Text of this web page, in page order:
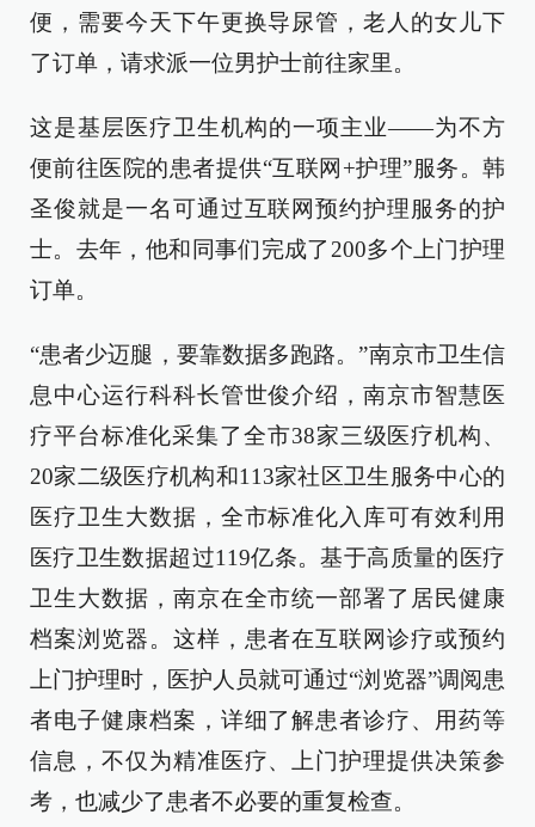
便，需要今天下午更换导尿管，老人的女儿下
了订单，请求派一位男护士前往家里。
这是基层医疗卫生机构的一项主业——为不方
便前往医院的患者提供“互联网+护理”服务。韩
圣俊就是一名可通过互联网预约护理服务的护
士。去年，他和同事们完成了200多个上门护理
订单。
“患者少迈腿，要靠数据多跑路。”南京市卫生信
息中心运行科科长管世俊介绍，南京市智慧医
疗平台标准化采集了全市38家三级医疗机构、
20家二级医疗机构和113家社区卫生服务中心的
医疗卫生大数据，全市标准化入库可有效利用
医疗卫生数据超过119亿条。基于高质量的医疗
卫生大数据，南京在全市统一部署了居民健康
档案浏览器。这样，患者在互联网诊疗或预约
上门护理时，医护人员就可通过“浏览器”调阅患
者电子健康档案，详细了解患者诊疗、用药等
信息，不仅为精准医疗、上门护理提供决策参
考，也减少了患者不必要的重复检查。